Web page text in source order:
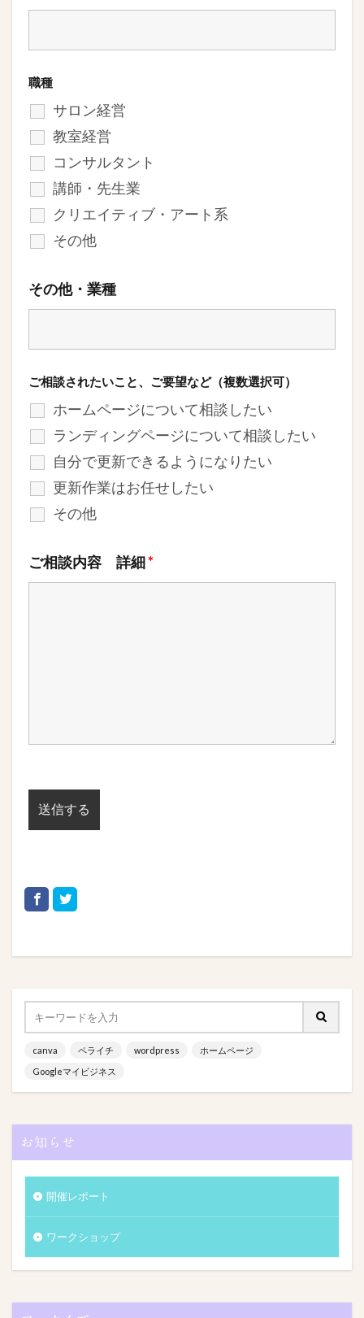
職種
サロン経営
教室経営
コンサルタント
講師・先生業
クリエイティブ・アート系
その他
その他・業種
ご相談されたいこと、ご要望など（複数選択可）
ホームページについて相談したい
ランディングページについて相談したい
自分で更新できるようになりたい
更新作業はお任せしたい
その他
ご相談内容 詳細*
canva ペライチ wordpress
ホームページ
Googleマイビジネス
お知らせ
開催レポート
ワークショップ